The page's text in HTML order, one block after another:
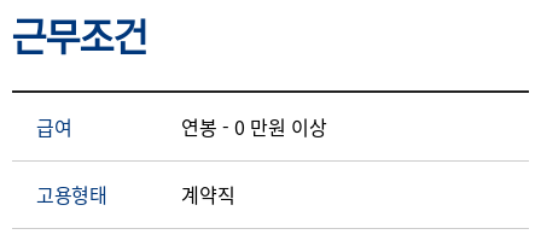
근무조건
급여 연봉 - 0 만원 이상
고용형태 계약직